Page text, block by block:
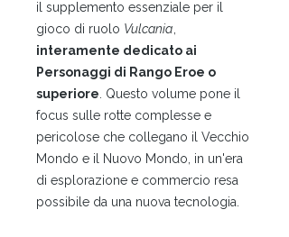
il supplemento essenziale per il
gioco di ruolo Vulcania
interamente dedicato ai
Personaggi di Rango Eroe o
superiore . Questo volume pone il
focus sulle rotte complesse e
pericolose che collegano il Vecchio
Mondo e il Nuovo Mondo, in un'era
di esplorazione e commercio resa
possibile da una nuova tecnologia.